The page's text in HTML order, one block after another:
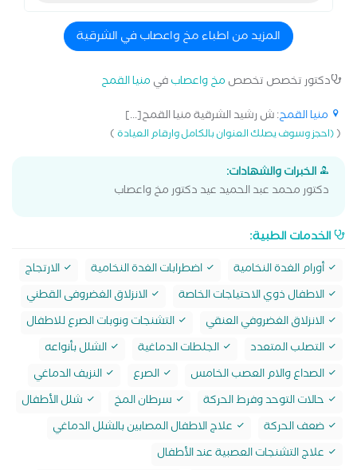
المزيد من اطباء مخ واعصاب في الشرقية
دكتور تخصص تخصص مخ واعصابفي منيا القمح
منيا القمح: ش رشيد الشرقية منيا القمح[...]
((احجز وسوف يصلك العنوان بالكامل وارقام العيادة)
الخبرات والشهادات:
دكتور محمد عبد الحميد عيد دكتور مخ واعصاب
الخدمات الطبية:
أورام الغدة النخامية اضطرابات الغدة النخامية
الارتجاج
الاطفال ذوي الاحتياجات الخاصة
الانزلاق الغضروفى القطني
الانزلاق الغضروفي العنقي
التشنجات ونوبات الصرع للاطفال
التصلب المتعدد
الجلطات الدماغية
الشلل بأنواعه
الصداع والام العصب الخامس
الصرع
النزيف الدماغي
حالات التوحد وفرط الحركة
سرطان المخ
شلل الأطفال
ضعف الحركة
علاج الاطفال المصابين بالشلل الدماغي
علاج التشنجات العصبية عند الأطفال